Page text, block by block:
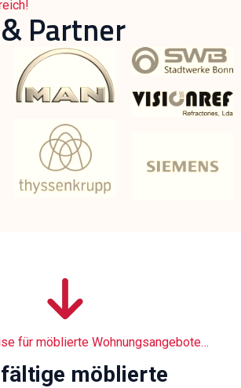
Partner
für möblierte Wohnungsangebote…
möblierte